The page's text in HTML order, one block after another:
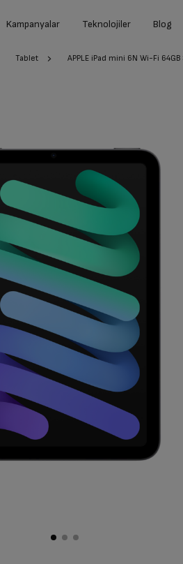
Kampanyalar Teknolojiler Blog
Tablet APPLE iPad mini 6N Wi-Fi